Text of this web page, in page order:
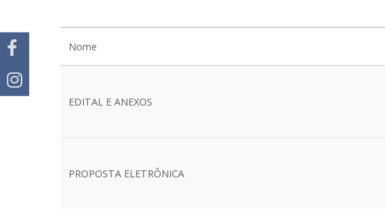
Nome
EDITAL E ANEXOS
PROPOSTA ELETRÔNICA